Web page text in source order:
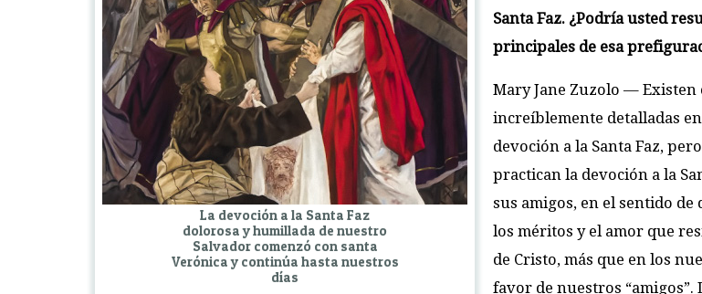
La devoción a la Santa Faz
dolorosa y humillada de nuestro
Salvador comenzó con santa
Verónica y continúa hasta nuestros
días
Santa Faz. ¿Podría usted
principales de esa
Mary Jane Zuzolo — Existen
increíblemente detalladas
devoción a la Santa Faz,
practican la devoción a la
sus amigos, en el sentido
los méritos y el amor que
de Cristo, más que en los
favor de nuestros “amigos”.